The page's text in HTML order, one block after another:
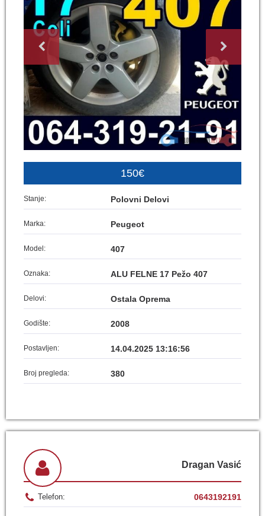
150€
Stanje: Polovni Delovi
Marka: Peugeot
Model: 407
Oznaka: ALU FELNE 17 Pežo 407
Delovi: Ostala Oprema
Godište: 2008
Postavljen: 14.04.2025 13:16:56
Broj pregleda: 380
Dragan Vasić
Telefon: 0643192191